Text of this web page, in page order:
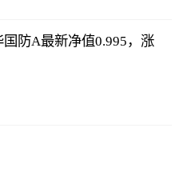
防A最新净值0.995，涨